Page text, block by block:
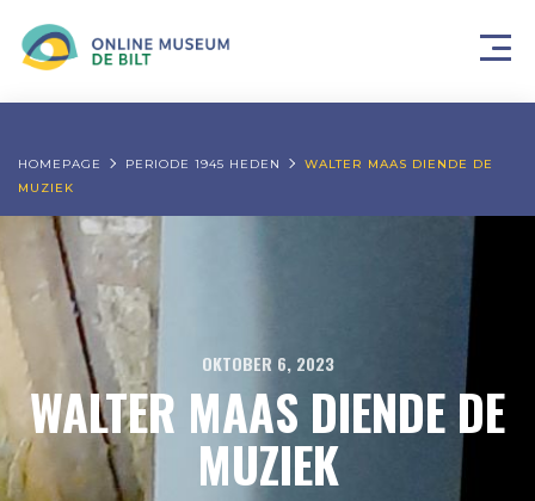
HOMEPAGE PERIODE 1945 HEDEN
WALTER MAAS DIENDE DE
MUZIEK
OKTOBER 6, 2023
WALTER MAAS DIENDE DE
MUZIEK